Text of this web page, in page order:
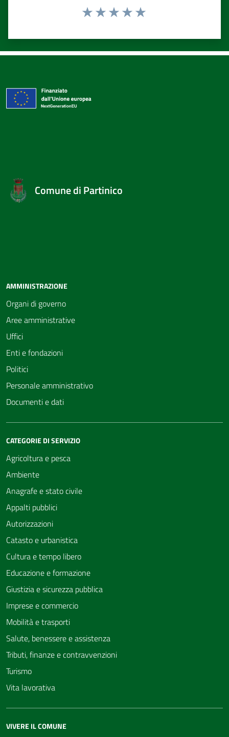
Comune di Partinico
AMMINISTRAZIONE
Organi di governo
Aree amministrative
Uffici
Enti e fondazioni
Politici
Personale amministrativo
Documenti e dati
CATEGORIE DI SERVIZIO
Agricoltura e pesca
Ambiente
Anagrafe e stato civile
Appalti pubblici
Autorizzazioni
Catasto e urbanistica
Cultura e tempo libero
Educazione e formazione
Giustizia e sicurezza pubblica
Imprese e commercio
Mobilità e trasporti
Salute, benessere e assistenza
Tributi, finanze e contravvenzioni
Turismo
Vita lavorativa
VIVERE IL COMUNE